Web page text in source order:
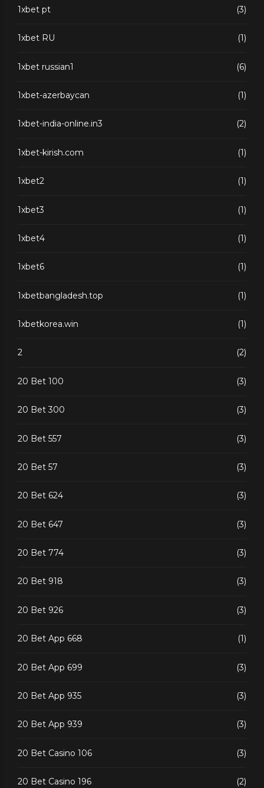
1xbet pt (3)
1xbet RU (1)
1xbet russian1 (6)
1xbet-azerbaycan (1)
1xbet-india-online.in3 (2)
1xbet-kirish.com (1)
1xbet2 (1)
1xbet3 (1)
1xbet4 (1)
1xbet6 (1)
1xbetbangladesh.top (1)
1xbetkorea.win (1)
2 (2)
20 Bet 100 (3)
20 Bet 300 (3)
20 Bet 557 (3)
20 Bet 57 (3)
20 Bet 624 (3)
20 Bet 647 (3)
20 Bet 774 (3)
20 Bet 918 (3)
20 Bet 926 (3)
20 Bet App 668 (1)
20 Bet App 699 (3)
20 Bet App 935 (3)
20 Bet App 939 (3)
20 Bet Casino 106 (3)
20 Bet Casino 196 (2)